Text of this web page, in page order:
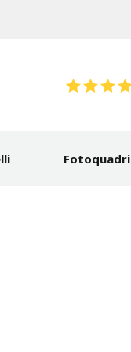
Fotoquadri